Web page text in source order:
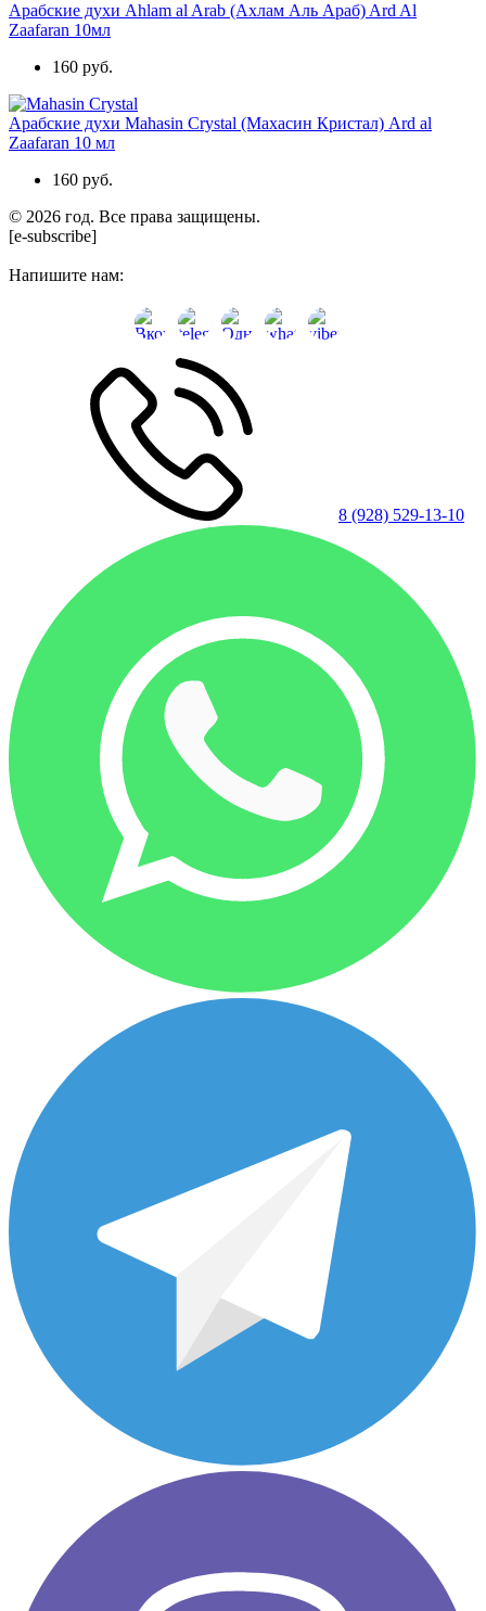
Арабские духи Ahlam al Arab (Ахлам Аль Араб) Ard Al
Zaafaran 10мл
160 руб.
Арабские духи Mahasin Crystal (Махасин Кристал) Ard al
Zaafaran 10 мл
160 руб.
© 2026 год. Все права защищены.
[e-subscribe]
Напишите нам:
8 (928) 529-13-10